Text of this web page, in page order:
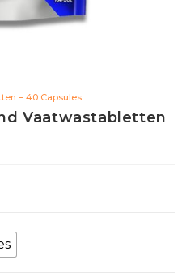
– 40 Capsules
Vaatwastabletten